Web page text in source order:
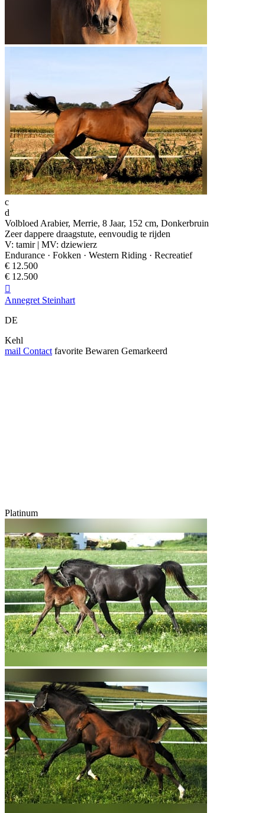
c
d
Volbloed Arabier, Merrie, 8 Jaar, 152 cm, Donkerbruin
Zeer dappere draagstute, eenvoudig te rijden
V: tamir | MV: dziewierz
Endurance · Fokken · Western Riding · Recreatief
€ 12.500
€ 12.500

Annegret Steinhart
DE
Kehl
mail Contact favorite Bewaren Gemarkeerd
Platinum